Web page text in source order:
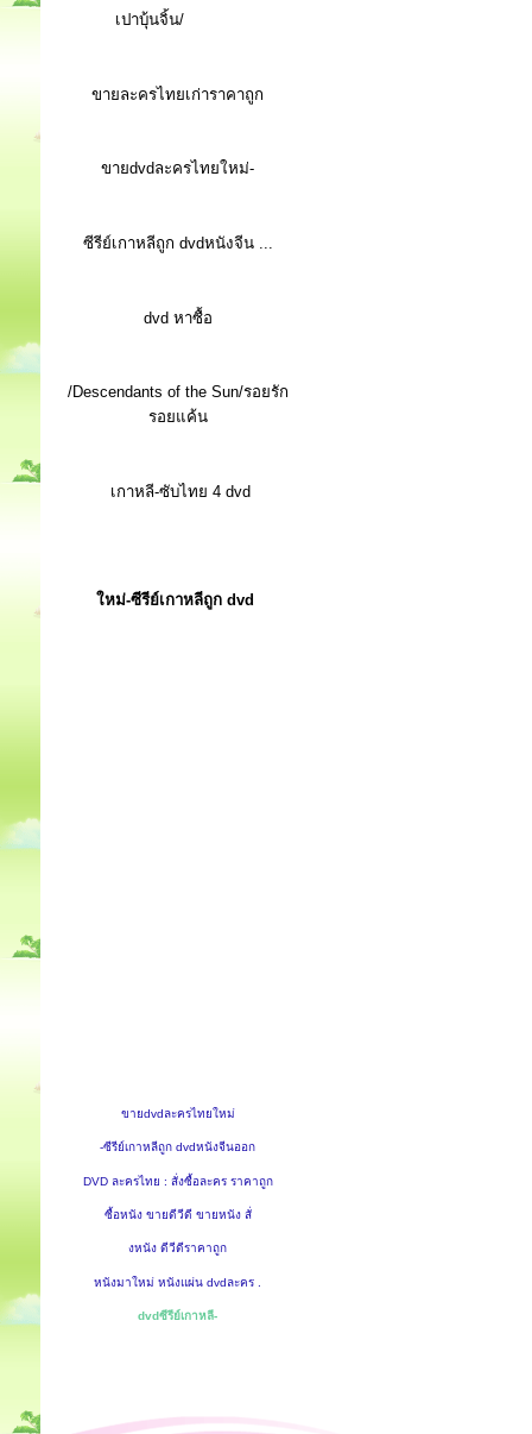
เปาบุ้นจิ้น/
ขายละครไทยเก่าราคาถูก
ขายdvdละครไทยใหม่-
ซีรีย์เกาหลีถูก dvdหนังจีน ...
dvd หาซื้อ
/Descendants of the Sun/รอยรัก
รอยแค้น
เกาหลี-ซับไทย 4 dvd
ใหม่-ซีรีย์เกาหลีถูก dvd
ขายdvdละครไทยใหม่
-ซีรีย์เกาหลีถูก dvdหนังจีนออก
DVD ละครไทย : สั่งซื้อละคร ราคาถูก
ซื้อหนัง ขายดีวีดี ขายหนัง สั่
งหนัง ดีวีดีราคาถูก
หนังมาใหม่ หนังแผ่น dvdละคร .
dvdซีรีย์เกาหลี-